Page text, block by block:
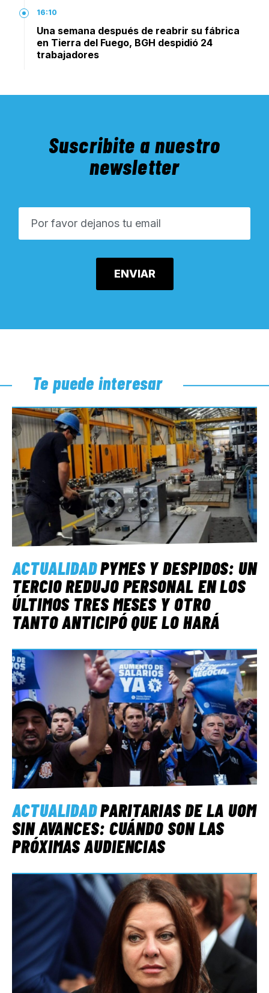
16:10
Una semana después de reabrir su fábrica
en Tierra del Fuego, BGH despidió 24
trabajadores
Suscribite a nuestro
newsletter
Te puede interesar
ACTUALIDADPYMES Y DESPIDOS: UN
TERCIO REDUJO PERSONAL EN LOS
ÚLTIMOS TRES MESES Y OTRO
TANTO ANTICIPÓ QUE LO HARÁ
ACTUALIDADPARITARIAS DE LA UOM
SIN AVANCES: CUÁNDO SON LAS
PRÓXIMAS AUDIENCIAS